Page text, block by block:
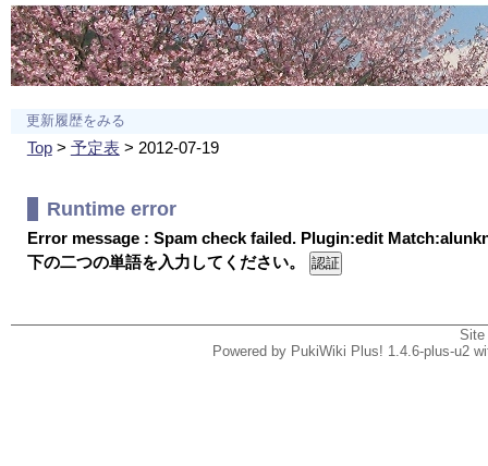
更新履歴をみる
Top> 予定表> 2012-07-19
Runtime error
Error message : Spam check failed. Plugin:edit
下の二つの単語を入力してください。
Powered by PukiWiki Plus! 1.4.6-plus-u2